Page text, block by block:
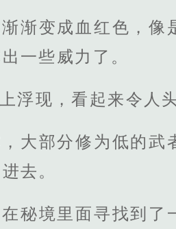
渐变成血红色，像
一些威力了。
浮现，看起来令人
大部分修为低的武
去。
秘境里面寻找到了